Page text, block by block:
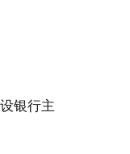
银行主